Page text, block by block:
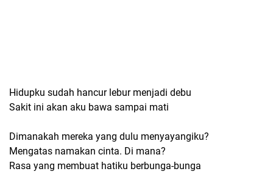
Hidupku sudah hancur lebur menjadi debu
Sakit ini akan aku bawa sampai mati
Dimanakah mereka yang dulu menyayangiku?
Mengatas namakan cinta. Di mana?
Rasa yang membuat hatiku berbunga-bunga